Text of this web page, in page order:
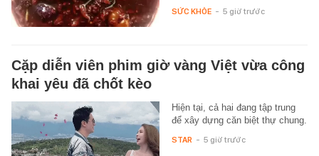
SỨC KHỎE - 5 giờ trước
Cặp diễn viên phim giờ vàng Việt vừa công
khai yêu đã chốt kèo
Hiện tại, cả hai đang tập trung
để xây dựng căn biệt thự chung.
STAR - 5 giờ trước